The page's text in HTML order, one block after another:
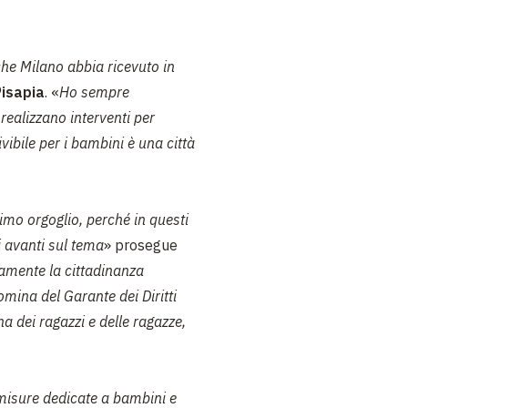
Milano abbia ricevuto in
. «Ho sempre
interventi per
per i bambini è una città
orgoglio, perché in questi
avanti sul tema» prosegue
la cittadinanza
del Garante dei Diritti
dei ragazzi e delle ragazze,
dedicate a bambini e